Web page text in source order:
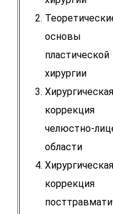
основы
пластической
хирургии
Хирургическая
коррекция
челюстно-
области
Хирургическая
коррекция